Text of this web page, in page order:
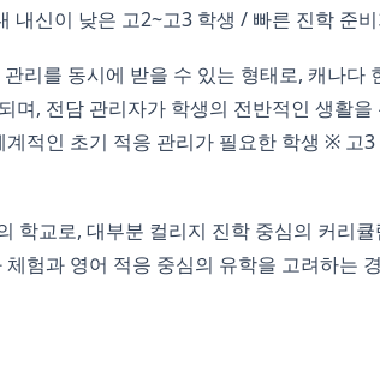
내신이 낮은 고2~고3 학생 / 빠른 진학 준
를 동시에 받을 수 있는 형태로, 캐나다
며, 전담 관리자가 학생의 전반적인 생활
적인 초기 적응 관리가 필요한 학생 ※ 고
교로, 대부분 컬리지 진학 중심의 커리
험과 영어 적응 중심의 유학을 고려하는